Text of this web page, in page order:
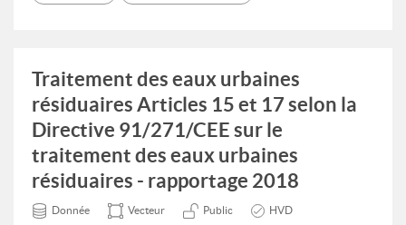
Traitement des eaux urbaines
résiduaires Articles 15 et 17 selon la
Directive 91/271/CEE sur le
traitement des eaux urbaines
résiduaires - rapportage 2018
Donnée Vecteur Public HVD